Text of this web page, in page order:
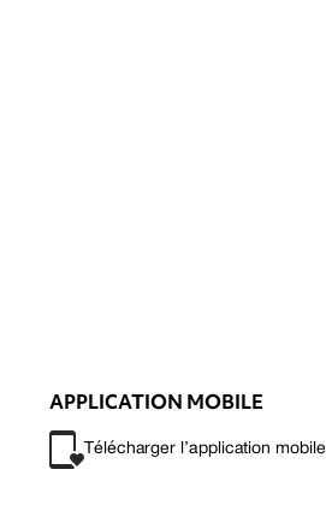
APPLICATION MOBILE
Télécharger l’application mobile